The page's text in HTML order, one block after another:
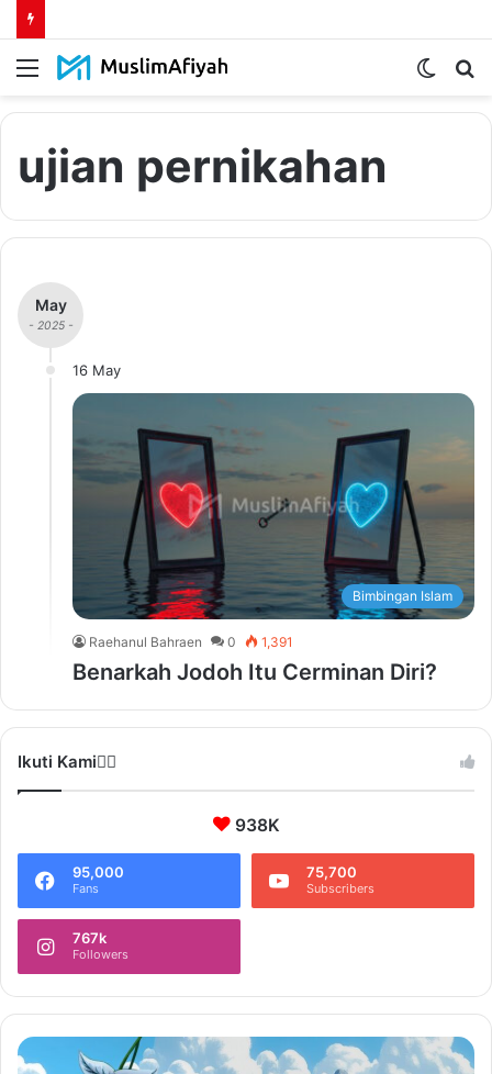
Menu
Switch
ujian pernikahan
May
- 2025 -
16 May
Bimbingan Islam
Raehanul Bahraen 0 1,391
Benarkah Jodoh Itu Cerminan Diri?
Ikuti Kami❤️‍🔥
938K
95,000
Fans
75,700
Subscribers
767k
Followers